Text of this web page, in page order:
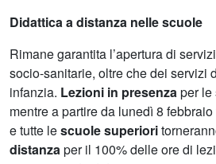
Didattica a distanza nelle scuole
Rimane garantita l’apertura di
socio-sanitarie, oltre che dei servizi
infanzia. Lezioni in presenzaper le
mentre a partire da lunedì 8
e tutte lescuole superiori
distanzaper il 100% delle ore di